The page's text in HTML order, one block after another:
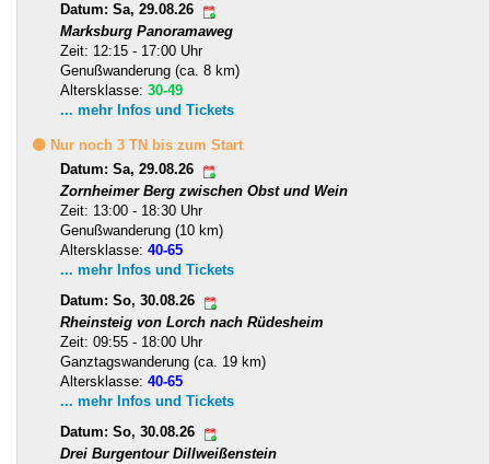
Datum: Sa, 29.08.26
Marksburg Panoramaweg
Zeit: 12:15 - 17:00 Uhr
Genußwanderung (ca. 8 km)
Altersklasse: 30-49
... mehr Infos und Tickets
🟡 Nur noch 3 TN bis zum Start
Datum: Sa, 29.08.26
Zornheimer Berg zwischen Obst und Wein
Zeit: 13:00 - 18:30 Uhr
Genußwanderung (10 km)
Altersklasse: 40-65
... mehr Infos und Tickets
Datum: So, 30.08.26
Rheinsteig von Lorch nach Rüdesheim
Zeit: 09:55 - 18:00 Uhr
Ganztagswanderung (ca. 19 km)
Altersklasse: 40-65
... mehr Infos und Tickets
Datum: So, 30.08.26
Drei Burgentour Dillweißenstein